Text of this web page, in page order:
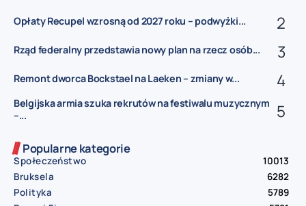
Opłaty Recupel wzrosną od 2027 roku – podwyżki...
Rząd federalny przedstawia nowy plan na rzecz osób...
Remont dworca Bockstael na Laeken – zmiany w...
Belgijska armia szuka rekrutów na festiwalu muzycznym
–...
Popularne kategorie
Społeczeństwo
10013
Bruksela
6282
Polityka
5789